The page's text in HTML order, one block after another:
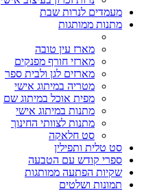
מעמדים לנרות שבת
מתנות ממותגות
מארז עין טובה
מארזי חורף מפנקים
מארזים לגן ולבית ספר
מטריה במיתוג אישי
מפית אוכל במיתוג שם
מתנות במיתוג אישי
מתנות לצוותי החינוך
סט חלאקה
סט טלית ותפילין
ספרי קודש עם הטבעה
שקיות הפתעה ממותגות
תמונות ושלטים